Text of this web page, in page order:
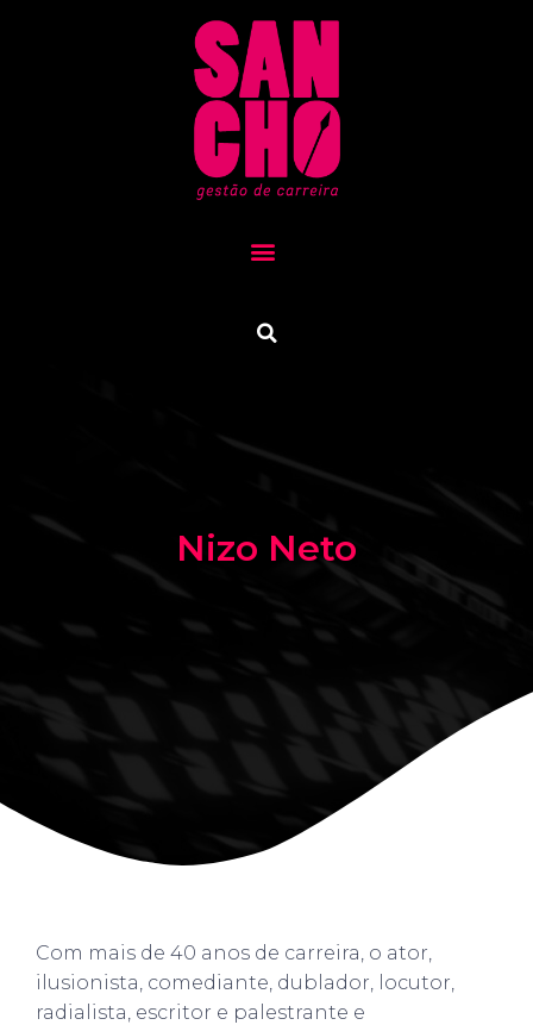
Nizo Neto
Com mais de 40 anos de carreira, o ator,
ilusionista, comediante, dublador, locutor,
radialista, escritor e palestrante e